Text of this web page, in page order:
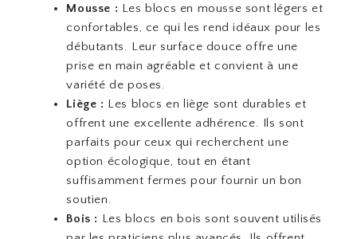
Mousse : Les blocs en mousse sont légers et
confortables, ce qui les rend idéaux pour les
débutants. Leur surface douce offre une
prise en main agréable et convient à une
variété de poses.
Liège : Les blocs en liège sont durables et
offrent une excellente adhérence. Ils sont
parfaits pour ceux qui recherchent une
option écologique, tout en étant
suffisamment fermes pour fournir un bon
soutien.
Bois : Les blocs en bois sont souvent utilisés